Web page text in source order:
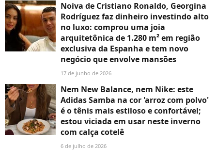
Noiva de Cristiano Ronaldo, Georgina
Rodríguez faz dinheiro investindo alto
no luxo: comprou uma joia
arquitetônica de 1.280 m² em região
exclusiva da Espanha e tem novo
negócio que envolve mansões
17 de junho de 2026
Nem New Balance, nem Nike: este
Adidas Samba na cor 'arroz com polvo'
é o tênis mais estiloso e confortável;
estou viciada em usar neste inverno
com calça cotelê
6 de julho de 2026